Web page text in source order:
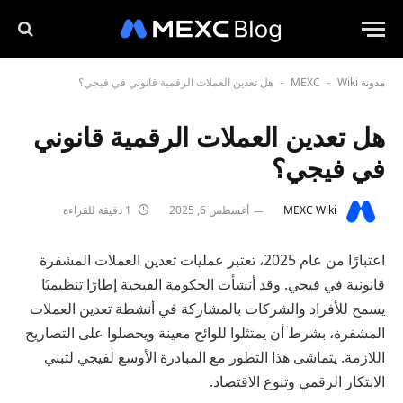
مدونة MEXC - Wiki
- هل تعدين العملات الرقمية قانوني في فيجي؟
هل تعدين العملات الرقمية قانوني
في فيجي؟
MEXC Wiki أغسطس 6, 2025
اعتبارًا من عام 2025، تعتبر عمليات تعدين العملات المشفرة
قانونية في فيجي. وقد أنشأت الحكومة الفيجية إطارًا تنظيميًا
يسمح للأفراد والشركات بالمشاركة في أنشطة تعدين العملات
المشفرة، بشرط أن يمتثلوا للوائح معينة ويحصلوا على التصاريح
اللازمة. يتماشى هذا التطور مع المبادرة الأوسع لفيجي لتبني
الابتكار الرقمي وتنوع الاقتصاد.